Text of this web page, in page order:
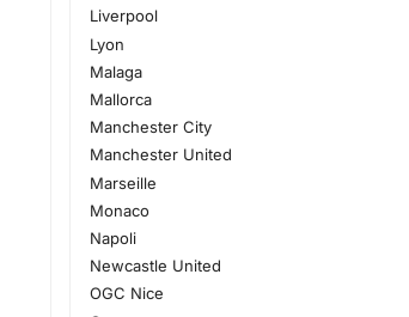
Liverpool
Lyon
Malaga
Mallorca
Manchester City
Manchester United
Marseille
Monaco
Napoli
Newcastle United
OGC Nice